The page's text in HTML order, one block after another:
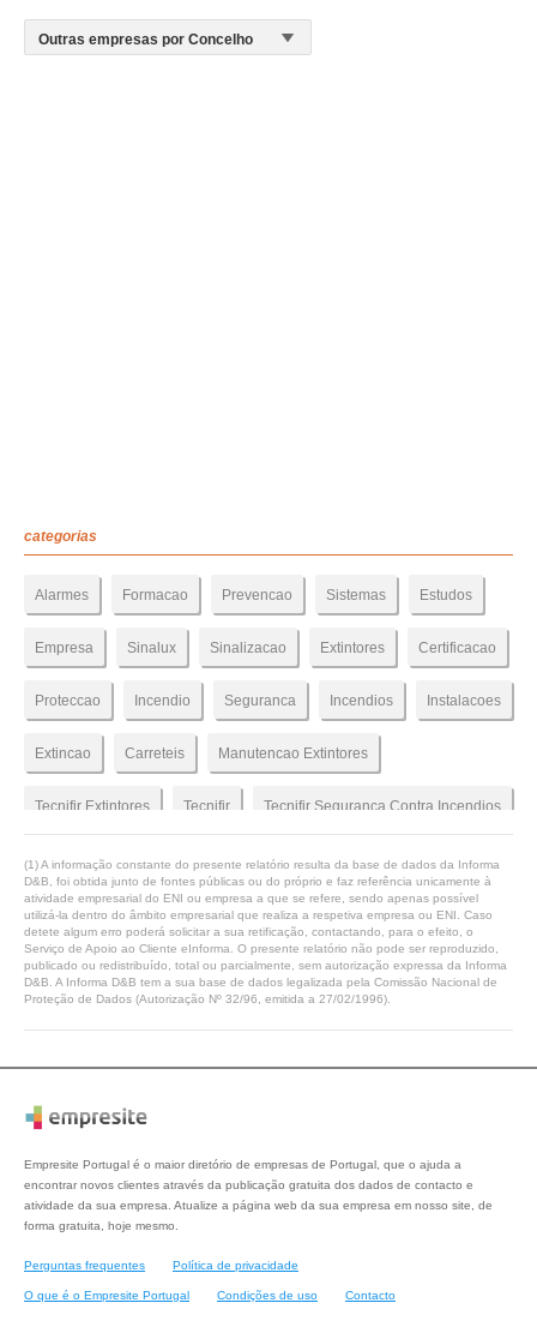
categorias
Alarmes Formacao Prevencao Sistemas Estudos
Empresa Sinalux Sinalizacao Extintores Certificacao
Proteccao Incendio Seguranca Incendios Instalacoes
Extincao Carreteis Manutencao Extintores
Tecnifir Extintores Tecnifir Tecnifir Seguranca Contra Incendios
Extintores Incendios Extintores Seguranca
Deteccao Incendios Fotoluminescente Catalogo Sinalux
Alarmes Incendio Alarmes Incendios Associacao Nacional
Normas Europeias Proteccao Incendios Sistema Seguranca
Sistemas Enderecavel
Proteccao Civil Apsei Anepi Segurex
Estudos Seguranca
(1) A informação constante do presente relatório resulta da base de dados da Informa
D&B, foi obtida junto de fontes públicas ou do próprio e faz referência unicamente à
atividade empresarial do ENI ou empresa a que se refere, sendo apenas possível
utilizá-la dentro do âmbito empresarial que realiza a respetiva empresa ou ENI. Caso
detete algum erro poderá solicitar a sua retificação, contactando, para o efeito, o
Serviço de Apoio ao Cliente eInforma. O presente relatório não pode ser reproduzido,
publicado ou redistribuído, total ou parcialmente, sem autorização expressa da Informa
D&B. A Informa D&B tem a sua base de dados legalizada pela Comissão Nacional de
Proteção de Dados (Autorização Nº 32/96, emitida a 27/02/1996).
Empresite Portugal é o maior diretório de empresas de Portugal, que o ajuda a
encontrar novos clientes através da publicação gratuita dos dados de contacto e
atividade da sua empresa. Atualize a página web da sua empresa em nosso site, de
forma gratuita, hoje mesmo.
Perguntas frequentes Política de privacidade
O que é o Empresite Portugal Condições de uso Contacto